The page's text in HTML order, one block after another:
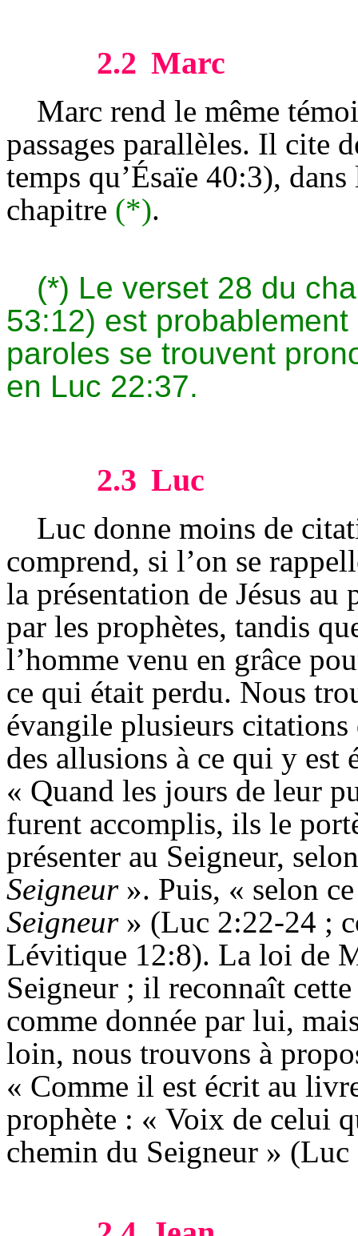
2.2 Marc
Marc rend le même
passages parallèles. Il cite
temps qu’Ésaïe 40:3), dans
chapitre (*).
(*) Le verset 28 du
53:12) est
paroles se trouvent
en Luc 22:37.
2.3 Luc
Luc donne moins de
comprend, si l’on se
la présentation de Jésus au
par les prophètes, tandis
l’homme venu en grâce
ce qui était perdu. Nous
évangile plusieurs citations
des allusions à ce qui y est
« Quand les jours de leur
furent accomplis, ils le
présenter au Seigneur,
Seigneur». Puis, « selon
Seigneur» (Luc 2:22-24 ;
Lévitique 12:8). La loi de
Seigneur ; il reconnaît
comme donnée par lui,
loin, nous trouvons à
« Comme il est écrit au
prophète : « Voix de celui
chemin du Seigneur »